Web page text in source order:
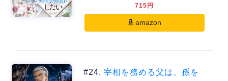
715円
amazon
#24.宰相を務める父は、孫を